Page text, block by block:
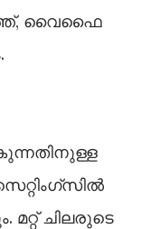
വൈഫൈ
ചിലരുടെ